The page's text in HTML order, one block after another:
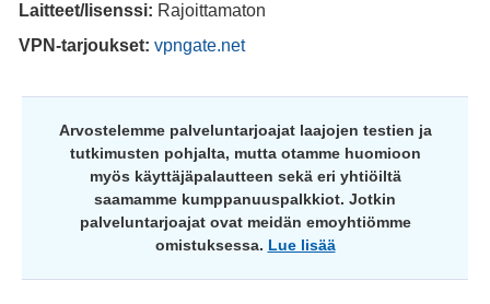
Laitteet/lisenssi: Rajoittamaton
VPN-tarjoukset: vpngate.net
Arvostelemme palveluntarjoajat laajojen testien ja
tutkimusten pohjalta, mutta otamme huomioon
myös käyttäjäpalautteen sekä eri yhtiöiltä
saamamme kumppanuuspalkkiot. Jotkin
palveluntarjoajat ovat meidän emoyhtiömme
omistuksessa. Lue lisää